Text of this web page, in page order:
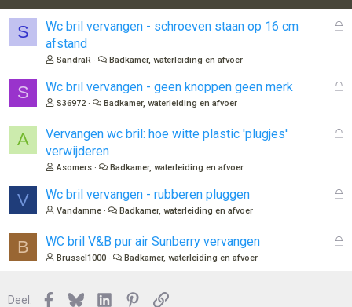
n
g
e
S
G
o
Wc bril vervangen - schroeven staan op 16 cm
afstand
SandraR Badkamer, waterleiding en afvoer
S
G
Wc bril vervangen - geen knoppen geen merk
S36972 Badkamer, waterleiding en afvoer
A
G
o
Vervangen wc bril: hoe witte plastic 'plugjes'
verwijderen
Asomers Badkamer, waterleiding en afvoer
V
G
Wc bril vervangen - rubberen pluggen
Vandamme Badkamer, waterleiding en afvoer
B
G
WC bril V&B pur air Sunberry vervangen
Brussel1000 Badkamer, waterleiding en afvoer
Deel: Facebook
BlueskyLinkedInPinterest
Link